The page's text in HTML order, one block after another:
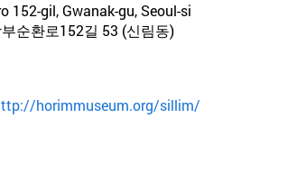
152-gil, Gwanak-gu, Seoul-si
순환로152길 53 (신림동)
horimmuseum.org/sillim/